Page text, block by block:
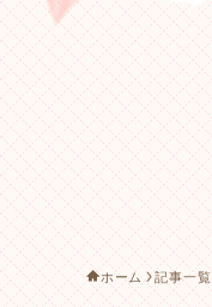
ホーム 記事一覧